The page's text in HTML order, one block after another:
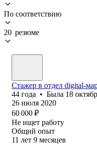
По соответствию
20 резюме
Стажер в отдел digital-
44 года • Была 18
26 июля 2020
60 000 ₽
Не ищет работу
Общий опыт
11 лет 9 месяцев